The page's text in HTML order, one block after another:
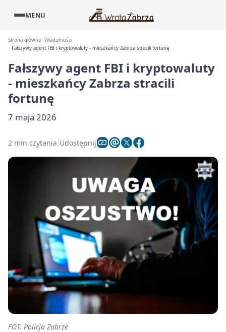
MENU
Strona główna Wiadomości
Fałszywy agent FBI i kryptowaluty - mieszkańcy Zabrza stracili fortunę
Fałszywy agent FBI i kryptowaluty
- mieszkańcy Zabrza stracili
fortunę
7 maja 2026
2 min czytania Udostępnij
FOT. Policja Zabrze